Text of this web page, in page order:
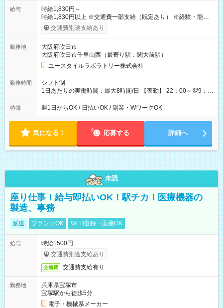
給与
時給1,830円～
時給1,830円以上 ※交通費一部支給（既定あり） ※経験・能力を
考慮して決定します 【収入例】 週1回勤務の場合：1,830円×8時
間×4回=5万8,560円 週3回勤務の場合：1,830円×8時間×12回
月 ※ 雇用形態と給与に、本採用時と異なる部分があります。 雇
用形態：本採用時と同じです。 給与：時給 1,610円以上
交通費別途支給あり
勤務地
大阪府吹田市
大阪府吹田市千里山西（最寄り駅：関大前駅）
ユースタイルラボラトリー株式会社
勤務時間
シフト制
1日あたりの実働時間：最大8時間/日 【夜勤】 22：00～翌9：
00 ※週1日～OK ／ 夜勤専従 ＊＊ 勤務時間例 ＊＊ ■22時か
ら翌7時 ■23時から翌8時 ■24時から翌9時 など ※上記の時間
ます。 ※曜日固定（毎週同じ曜日での勤務となります）
特徴 週1日からOK / 日払いOK / 副業・WワークOK
気になる！ 応募する 詳細へ
未読
座り仕事！給与即払いOK！駅チカ！医療機器の
製造、事務
派遣 ブランクOK WEB登録・面接OK
給与
時給1500円
交通費別途支給あり
交通費 交通費支給有り
勤務地
兵庫県宝塚市
宝塚駅から徒歩5分
電子・機械系メーカー